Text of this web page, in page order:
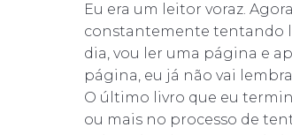
Eu era um leitor voraz.
constantemente tentando
dia, vou ler uma página e
página, eu já não vai
O último livro que eu
ou mais no processo de